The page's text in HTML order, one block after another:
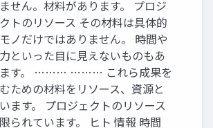
せん。材料があります。 プロジ
トのリソース その材料は具体的
ノだけではありません。 時間や
といった目に見えないものもあ
ます。 ……… ……… これら成果を
ための材料をリソース、資源と
ます。 プロジェクトのリソース
られています。 ヒト 情報 時間